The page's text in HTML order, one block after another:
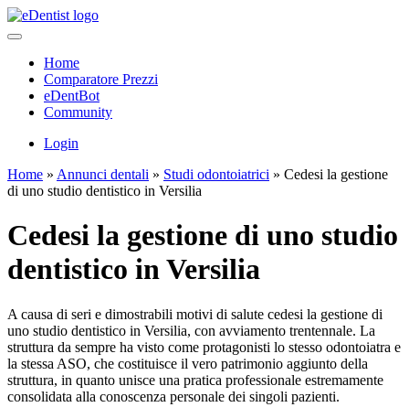
Home
Comparatore Prezzi
eDentBot
Community
Login
Home » Annunci dentali » Studi odontoiatrici » Cedesi la gestione
di uno studio dentistico in Versilia
Cedesi la gestione di uno studio
dentistico in Versilia
A causa di seri e dimostrabili motivi di salute cedesi la gestione di
uno studio dentistico in Versilia, con avviamento trentennale. La
struttura da sempre ha visto come protagonisti lo stesso odontoiatra e
la stessa ASO, che costituisce il vero patrimonio aggiunto della
struttura, in quanto unisce una pratica professionale estremamente
consolidata alla conoscenza personale dei singoli pazienti.